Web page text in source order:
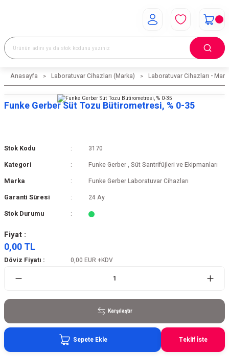
Anasayfa Laboratuvar Cihazları (Marka) Laboratuvar Cihazları -
Funke Gerber Süt Tozu Bütirometresi, % 0-35
Stok Kodu 3170
Kategori Funke Gerber , Süt Santrifüjleri ve Ekipmanları
Marka Funke Gerber Laboratuvar Cihazları
Garanti Süresi 24 Ay
Stok Durumu
Fiyat :
0,00 TL
Döviz Fiyatı : 0,00 EUR +KDV
Karşılaştır
Sepete Ekle Teklif İste